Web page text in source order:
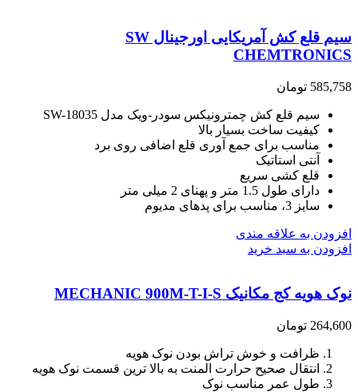
سیم قلع کش آمریکایی اورجینال SW
CHEMTRONICS
585,758 تومان
سیم قلع کش چمترونیکس سودر-ویک مدل SW-18035
کیفیت ساخت بسیار بالا
مناسب برای جمع آوری قلع اضافی روی برد
آنتی استاتیک
قلع کشی سریع
دارای طول 1.5 متر و پهنای 2 میلی متر
سایز 3، مناسب برای پدهای مدیوم
افزودن به علاقه مندی
افزودن به سبد خرید
نوک هویه کج مکانیک MECHANIC 900M-T-I-S
264,600 تومان
ظرافت و خوش تراش بودن نوک هویه
انتقال صحیح حرارت المنت به بالا ترین قسمت نوک هویه
طول عمر مناسب نوک